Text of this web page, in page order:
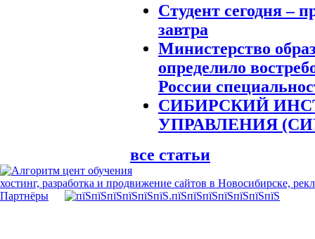
Студент сегодня –
завтра
Министерство
определило
России
СИБИРСКИЙ
УПРАВЛЕНИЯ
все статьи
хостинг, разработка и продвижение сайтов в Новосибирске,
Партнёры